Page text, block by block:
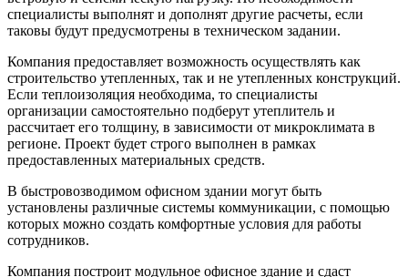
специалисты выполнят и дополнят другие расчеты, если
таковы будут предусмотрены в техническом задании.
Компания предоставляет возможность осуществлять как
строительство утепленных, так и не утепленных конструкций.
Если теплоизоляция необходима, то специалисты
организации самостоятельно подберут утеплитель и
рассчитает его толщину, в зависимости от микроклимата в
регионе. Проект будет строго выполнен в рамках
предоставленных материальных средств.
В быстровозводимом офисном здании могут быть
установлены различные системы коммуникации, с помощью
которых можно создать комфортные условия для работы
сотрудников.
Компания построит модульное офисное здание и сдаст